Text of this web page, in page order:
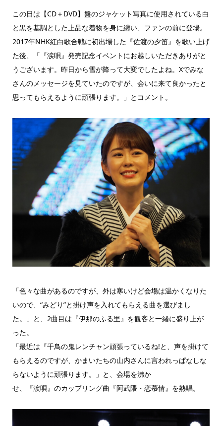
この日は【CD＋DVD】盤のジャケット写真に使用されている白
と黒を基調とした上品な着物を身に纏い、ファンの前に登場。
2017年NHK紅白歌合戦に初出場した『佐渡の夕笛』を歌い上げ
た後、「『涙唄』発売記念イベントにお越しいただきありがと
うございます。昨日から雪が降って大変でしたよね。Xでみな
さんのメッセージを見ていたのですが、会いに来て良かったと
思ってもらえるように頑張ります。」とコメント。
「色々な曲があるのですが、外は寒いけど会場は温かくなりた
いので、“みどり”と掛け声を入れてもらえる曲を選びまし
た。」と、2曲目は『伊那のふる里』を観客と一緒に盛り上が
った。
「最近は『千鳥の鬼レンチャン頑張っているね!と、声を掛けて
もらえるのですが、かまいたちの山内さんに言われっぱなしな
らないように頑張ります。」と、会場を沸か
せ、『涙唄』のカップリング曲『阿武隈・恋慕情』を熱唱。